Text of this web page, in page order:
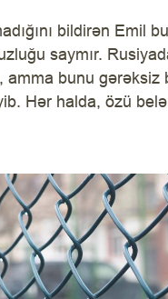
bildirən Emil
saymır.
amma bunu gərəksiz
Hər halda, özü